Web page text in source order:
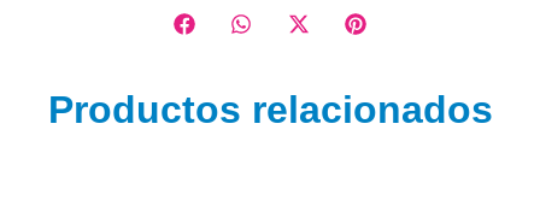
Productos relacionados